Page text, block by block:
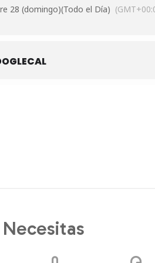
28 (domingo)(Todo el Día)